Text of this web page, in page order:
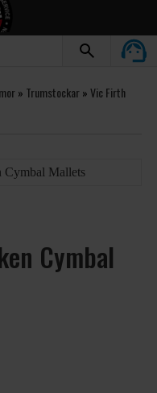
» Trumstockar»Vic Firth
Cymbal